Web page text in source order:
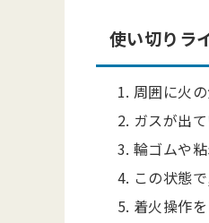
使い切りラ
周囲に火
ガスが出
輪ゴムや
この状態
着火操作